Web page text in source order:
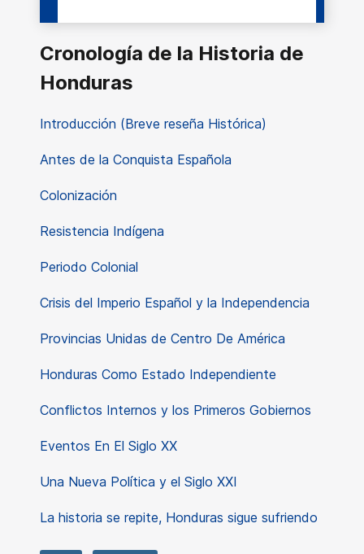
Cronología de la Historia de
Honduras
Introducción (Breve reseña Histórica)
Antes de la Conquista Española
Colonización
Resistencia Indígena
Periodo Colonial
Crisis del Imperio Español y la Independencia
Provincias Unidas de Centro De América
Honduras Como Estado Independiente
Conflictos Internos y los Primeros Gobiernos
Eventos En El Siglo XX
Una Nueva Política y el Siglo XXI
La historia se repite, Honduras sigue sufriendo